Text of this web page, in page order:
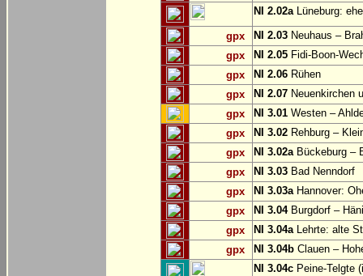
NI 2.02aLüneburg:
gpx NI 2.03 Neuhaus –
gpx
NI 2.05 Fidi-Boon-
gpx
NI 2.06 Rühen
gpx
NI 2.07 Neuenkirchen
gpx
NI 3.01 Westen –
gpx
NI 3.02 Rehburg –
gpx
NI 3.02aBückeburg –
gpx
NI 3.03 Bad Nenndorf
gpx
NI 3.03aHannover:
gpx
NI 3.04Burgdorf –
gpx
NI 3.04aLehrte: alte
gpx
NI 3.04b Clauen –
NI 3.04c Peine-Telgte